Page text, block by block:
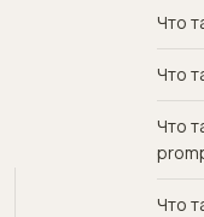
Что
Что
Что
Что